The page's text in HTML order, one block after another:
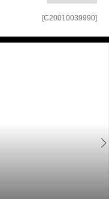
[C20010039990]